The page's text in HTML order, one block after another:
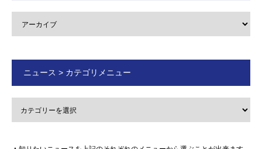
ニュース > カテゴリメニュー